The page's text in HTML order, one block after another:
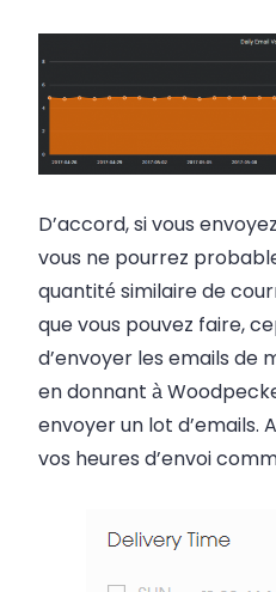
D’accord, si vous
vous ne pourrez
quantité similaire de
que vous pouvez faire,
d’envoyer les emails de
en donnant à
envoyer un lot d’emails.
vos heures d’envoi